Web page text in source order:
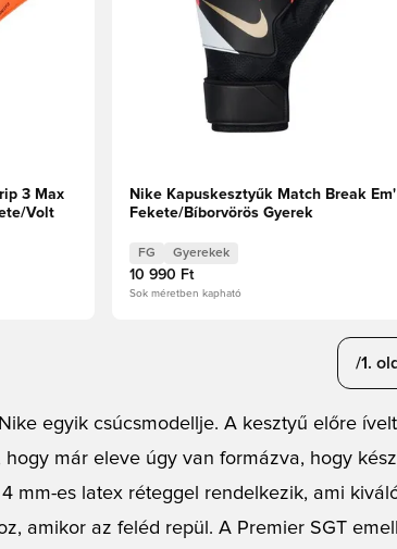
3 Max
Volt
Nike Kapuskesztyűk Match Break
Fekete/Bíborvörös Gyerek
FG Gyerekek
10 990 Ft
Sok méretben kapható
/1.
egyik csúcsmodellje. A kesztyű előre ívelt
hogy már eleve úgy van formázva, hogy
mm-es latex réteggel rendelkezik, ami
amikor az feléd repül. A Premier SGT